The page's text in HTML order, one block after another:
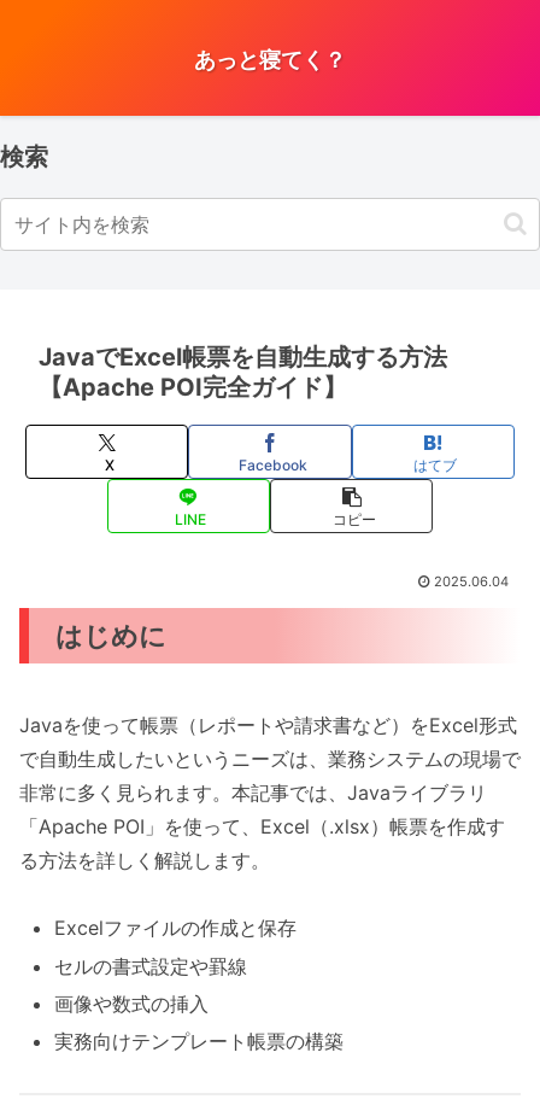
あっと寝てく？
検索
JavaでExcel帳票を自動生成する方法
【Apache POI完全ガイド】
X Facebook はてブ
LINE コピー
2025.06.04
はじめに
Javaを使って帳票（レポートや請求書など）をExcel形式
で自動生成したいというニーズは、業務システムの現場で
非常に多く見られます。本記事では、Javaライブラリ
「Apache POI」を使って、Excel（.xlsx）帳票を作成す
る方法を詳しく解説します。
Excelファイルの作成と保存
セルの書式設定や罫線
画像や数式の挿入
実務向けテンプレート帳票の構築